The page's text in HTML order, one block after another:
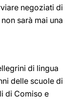
negoziati di
sarà mai una
di lingua
delle scuole di
di Comiso e